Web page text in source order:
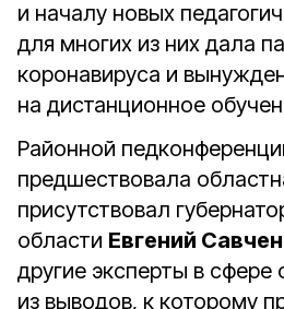
и началу новых
для многих из них дала
коронавируса и
на дистанционное
Районной
предшествовала
присутствовал
области Евгений
другие эксперты в сфере
из выводов, к которому